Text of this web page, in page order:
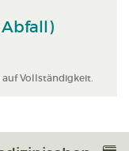
Vollständigkeit.